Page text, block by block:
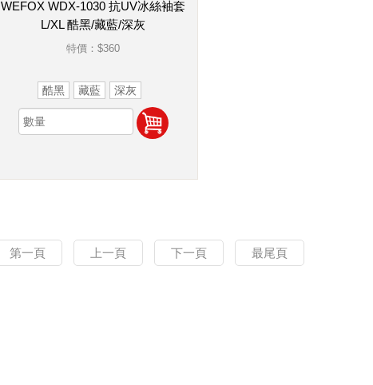
WEFOX WDX-1030 抗UV冰絲袖套
L/XL 酷黑/藏藍/深灰
特價：$360
酷黑 藏藍 深灰
第一頁 上一頁 下一頁 最尾頁